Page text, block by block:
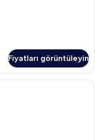
Fiyatları görüntüleyin
2 Bedrooms | Oturma alanı |